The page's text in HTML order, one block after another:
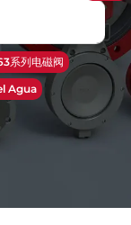
系列电磁阀
Agua